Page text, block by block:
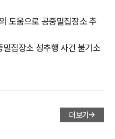
도움으로 공중밀집장소 추
집장소 성추행 사건 불기소
더보기